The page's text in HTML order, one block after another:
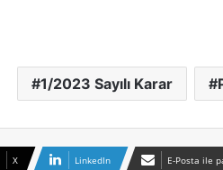
1/2023 Sayılı Karar
X LinkedIn E-Posta ile